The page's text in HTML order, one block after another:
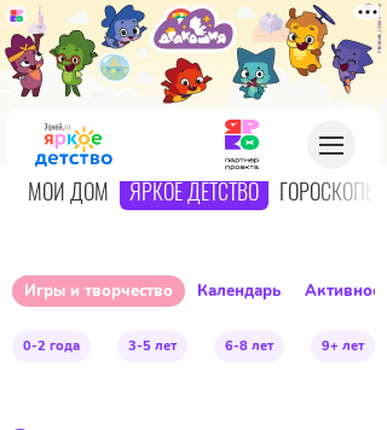
МОЙ ДОМ ЯРКОЕ ДЕТСТВО ГОРОСКОПЫ
Игры и творчество Календарь Активное
0-2 года 3-5 лет 6-8 лет 9+ лет